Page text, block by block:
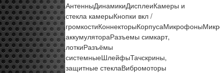
АнтенныДинамикиДисплеиКамеры и
стекла камерыКнопки вкл /
громкостиКоннекторыКорпусаМикрофоны
аккумулятораРазъемы симкарт,
лоткиРазъёмы
системныеШлейфыТачскрины,
защитные стеклаВибромоторы